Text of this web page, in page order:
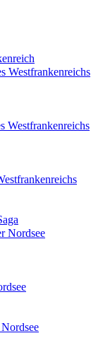
Westfrankenreichs
Nordsee